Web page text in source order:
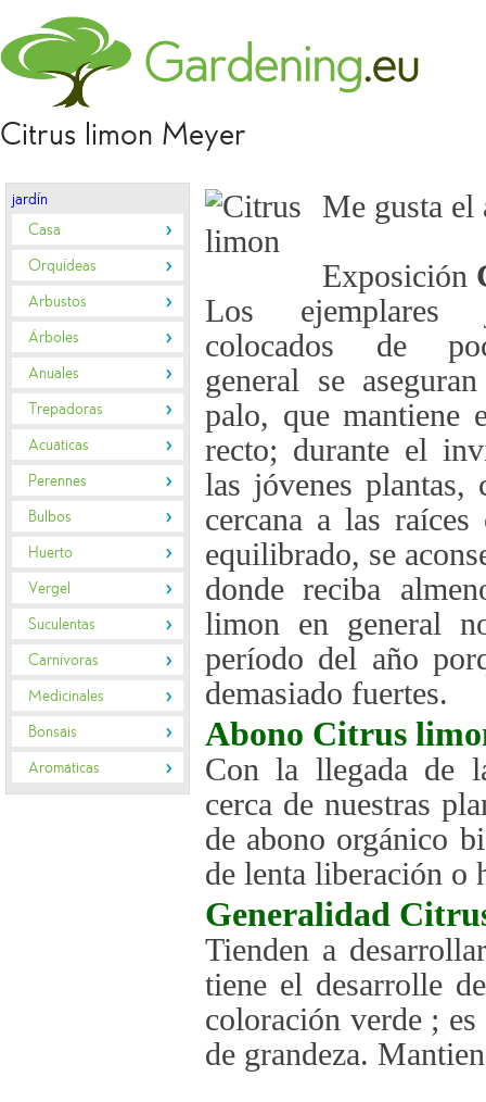
Citrus limon Meyer
jardín
Casa
Orquídeas
Arbustos
Árboles
Anuales
Trepadoras
Acuáticas
Perennes
Bulbos
Huerto
Vergel
Suculentas
Carnívoras
Medicinales
Bonsáis
Aromáticas
Me gusta el
Exposición
Los ejemplares
colocados de
general se
palo, que mantiene
recto; durante el
las jóvenes plantas,
cercana a las
equilibrado, se
donde reciba
limon en general
período del año
demasiado fuertes.
Abono Citrus
Con la llegada de
cerca de nuestras
de abono orgánico
de lenta liberación o
Generalidad
Tienden a
tiene el desarrolle
coloración verde ;
de grandeza.